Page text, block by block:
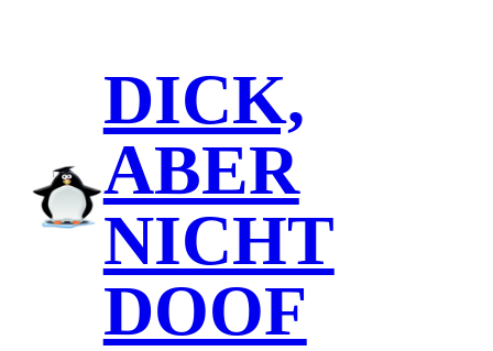
DICK,
ABER
NICHT
DOOF